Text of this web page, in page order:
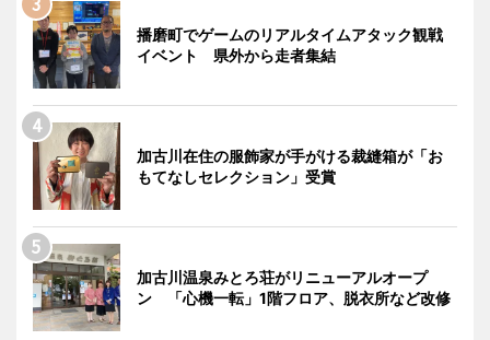
播磨町でゲームのリアルタイムアタック観戦
イベント 県外から走者集結
加古川在住の服飾家が手がける裁縫箱が「お
もてなしセレクション」受賞
加古川温泉みとろ荘がリニューアルオープ
ン 「心機一転」1階フロア、脱衣所など改修